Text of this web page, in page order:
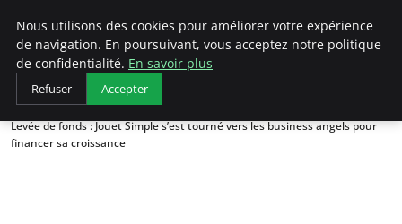
LECFCM
Accueil
Financement et investissement
Levée de fonds : Jouet Simple s’est tourné vers les business angels pour
financer sa croissance
Nous utilisons des cookies pour améliorer votre expérience
de navigation. En poursuivant, vous acceptez notre politique
de confidentialité. En savoir plus
Refuser Accepter